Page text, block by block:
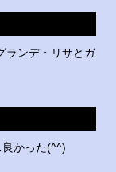
ランデ・リサとガ
かった(^^)